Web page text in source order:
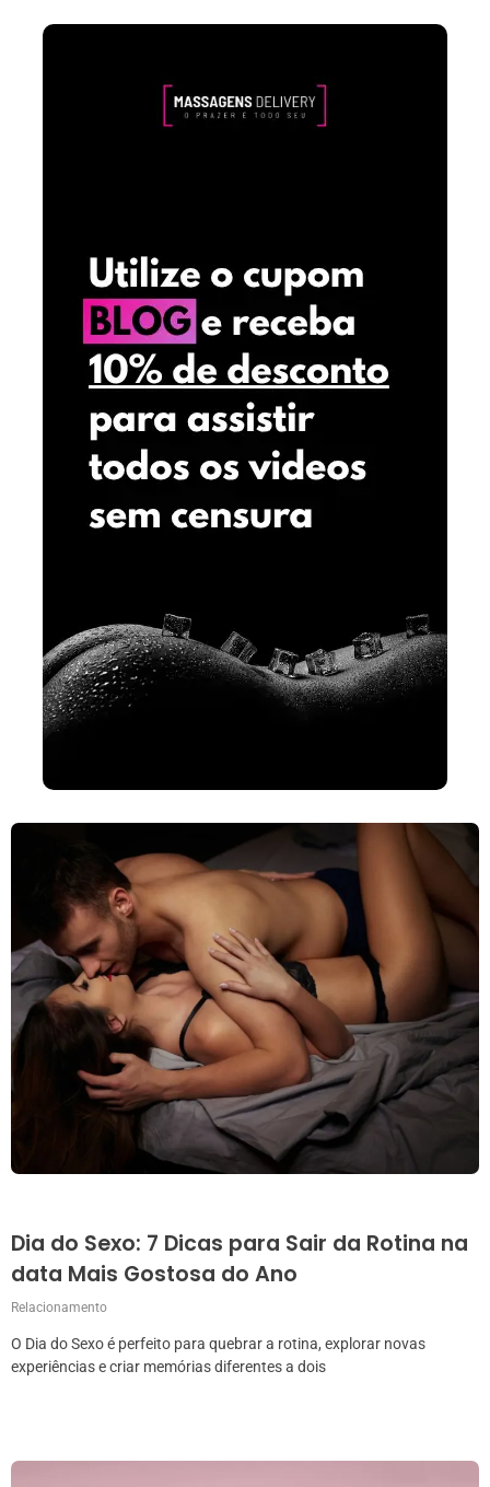
Dia do Sexo: 7 Dicas para Sair da Rotina na
data Mais Gostosa do Ano
Relacionamento
O Dia do Sexo é perfeito para quebrar a rotina, explorar novas
experiências e criar memórias diferentes a dois